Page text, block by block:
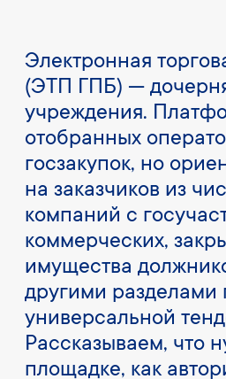
Электронная
(ЭТП ГПБ) —
учреждения.
отобранных
госзакупок, но
на заказчиков из
компаний с
коммерческих,
имущества
другими разделами
универсальной
Рассказываем, что
площадке, как